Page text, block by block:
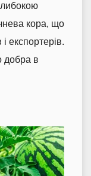
кора, що
експортерів.
добра в